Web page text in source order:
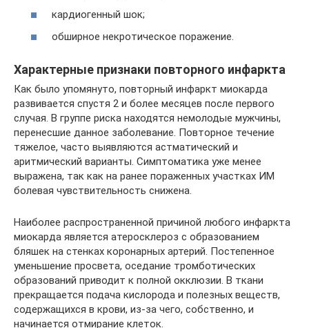
кардиогенный шок;
обширное некротическое поражение.
Характерные признаки повторного инфаркта
Как было упомянуто, повторный инфаркт миокарда
развивается спустя 2 и более месяцев после первого
случая. В группе риска находятся немолодые мужчины,
перенесшие данное заболевание. Повторное течение
тяжелое, часто выявляются астматический и
аритмический варианты. Симптоматика уже менее
выражена, так как на ранее пораженных участках ИМ
болевая чувствительность снижена.
Наиболее распространенной причиной любого инфаркта
миокарда является атеросклероз с образованием
бляшек на стенках коронарных артерий. Постепенное
уменьшение просвета, оседание тромботических
образований приводит к полной окклюзии. В ткани
прекращается подача кислорода и полезных веществ,
содержащихся в крови, из-за чего, собственно, и
начинается отмирание клеток.